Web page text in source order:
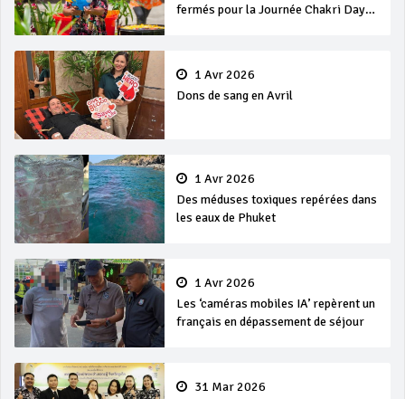
fermés pour la Journée Chakri Day
1 Avr 2026
Dons de sang en Avril
1 Avr 2026
Des méduses toxiques repérées dans
les eaux de Phuket
1 Avr 2026
Les ‘caméras mobiles IA’ repèrent un
français en dépassement de séjour
31 Mar 2026